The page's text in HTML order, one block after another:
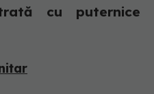
cu puternice